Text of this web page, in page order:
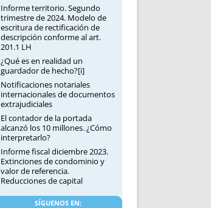
Informe territorio. Segundo
trimestre de 2024. Modelo de
escritura de rectificación de
descripción conforme al art.
201.1 LH
¿Qué es en realidad un
guardador de hecho?[i]
Notificaciones notariales
internacionales de documentos
extrajudiciales
El contador de la portada
alcanzó los 10 millones. ¿Cómo
interpretarlo?
Informe fiscal diciembre 2023.
Extinciones de condominio y
valor de referencia.
Reducciones de capital
SÍGUENOS EN: